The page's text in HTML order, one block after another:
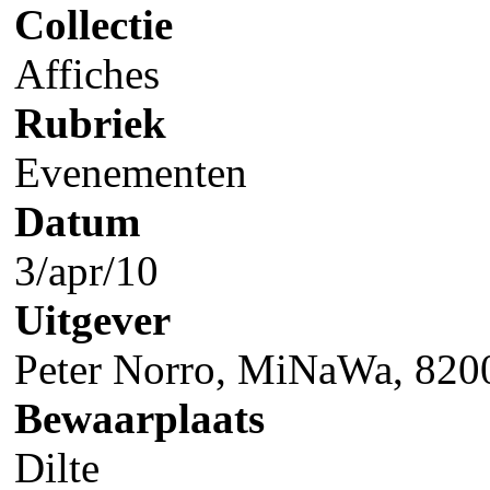
Collectie
Affiches
Rubriek
Evenementen
Datum
3/apr/10
Uitgever
Peter Norro, MiNaWa,
Bewaarplaats
Dilte